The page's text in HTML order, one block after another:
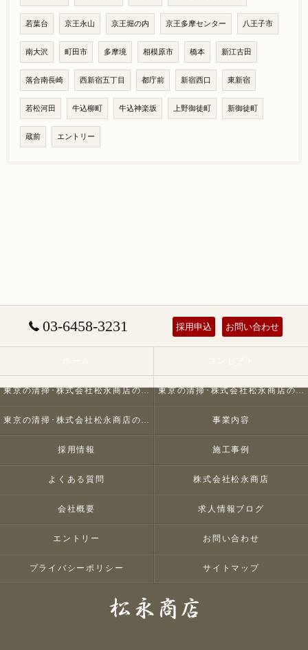
若葉台 京王永山 京王堀の内 京王多摩センター 八王子市
南大沢 町田市 多摩境 相模原市 橋本 新江古田
落合南長崎 西新宿五丁目 都庁前 新宿西口 東新宿
若松河田 牛込柳町 牛込神楽坂 上野御徒町 新御徒町
蔵前 エントリー
03-6458-3231 採用申込 お問い合わせ
東京の清掃･株式会社松永商店の口コミ情報 東京の清掃･株式会社松永商店の評判
東京の清掃･株式会社松永商店のお客様の声 事業内容
採用情報 施工事例
よくある質問 株式会社松永商店
会社概要 求人情報ブログ
エントリー お問い合わせ
プライバシーポリシー サイトマップ